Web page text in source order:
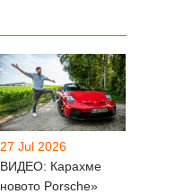
27 Jul 2026
ВИДЕО: Карахме
новото Porsche»